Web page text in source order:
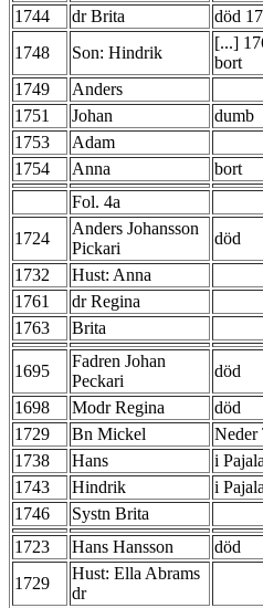
1744
dr Brita
död
1748
Son: Hindrik
[...]
bort
1749
Anders
1751
Johan
dumb
1753
Adam
1754
Anna
bort
Fol. 4a
1724
Anders Johansson
Pickari
död
1732
Hust: Anna
1761
dr Regina
1763
Brita
1695
Fadren Johan
Peckari
död
1698
Modr Regina
död
1729
Bn Mickel
Neder
1738
Hans
i
1743
Hindrik
i
1746
Systn Brita
1723
Hans Hansson död
1729
Hust: Ella Abrams
dr